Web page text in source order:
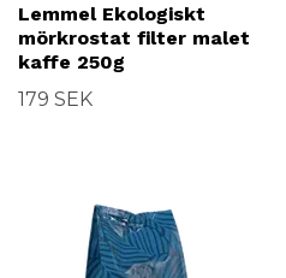
Lemmel Ekologiskt
mörkrostat filter malet
kaffe 250g
179 SEK